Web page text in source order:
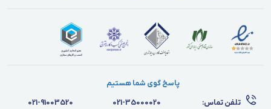
پاسخ گوی شما هستیم
تلفن تماس:
021-35000020
021-91003520